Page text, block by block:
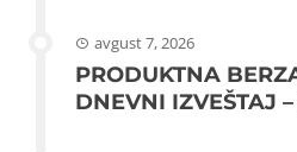
avgust 7, 2026
PRODUKTNA
DNEVNI IZVEŠTAJ